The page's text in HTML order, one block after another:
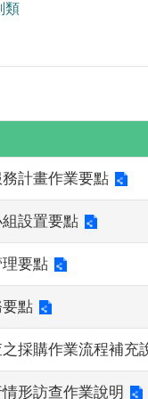
類
計畫作業要點
設置要點
要點
點
採購作業流程補充
形訪查作業說明